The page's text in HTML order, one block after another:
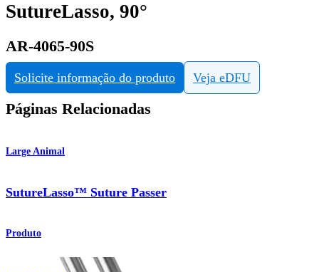
SutureLasso, 90°
AR-4065-90S
Solicite informação do produto Veja eDFU
Páginas Relacionadas
Large Animal
SutureLasso™ Suture Passer
Produto